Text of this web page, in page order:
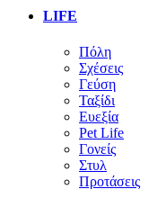
LIFE
Πόλη
Σχέσεις
Γεύση
Ταξίδι
Ευεξία
Pet Life
Γονείς
Στυλ
Προτάσεις